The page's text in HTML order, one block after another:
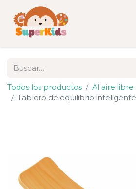
Todos los productos
Al aire libre
Tablero de equilibrio inteligente